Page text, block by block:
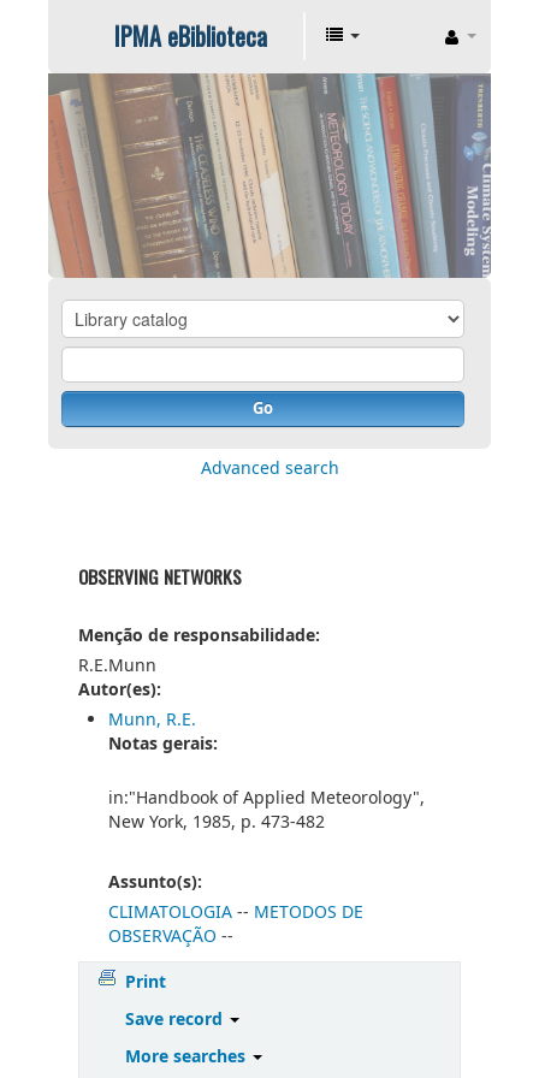
IPMA eBiblioteca
Go
Advanced search
OBSERVING NETWORKS
Menção de responsabilidade:
R.E.Munn
Autor(es):
Munn, R.E.
Notas gerais:
in:"Handbook of Applied Meteorology",
New York, 1985, p. 473-482
Assunto(s):
CLIMATOLOGIA-- METODOS DE
OBSERVAÇÃO --
Print
Save record
More searches